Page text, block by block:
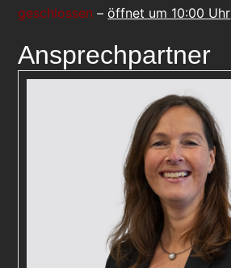
geschlossen –öffnet um 10:00 Uhr
Ansprechpartner